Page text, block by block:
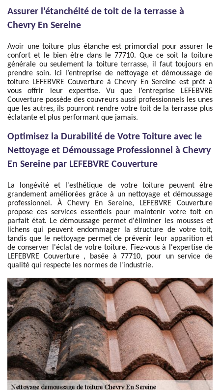
Assurer l’étanchéité de toit de la terrasse à
Chevry En Sereine
Avoir une toiture plus étanche est primordial pour assurer le
confort et le bien être dans le 77710. Que ce soit la toiture
générale ou seulement la toiture terrasse, il faut toujours en
prendre soin. Ici l’entreprise de nettoyage et démoussage de
toiture LEFEBVRE Couverture à Chevry En Sereine est prêt à
vous offrir leur expertise. Vu que l’entreprise LEFEBVRE
Couverture possède des couvreurs aussi professionnels les unes
que les autres, ils pourront rendre votre toit de la terrasse plus
éclatante et plus performant que jamais.
Optimisez la Durabilité de Votre Toiture avec le
Nettoyage et Démoussage Professionnel à Chevry
En Sereine par LEFEBVRE Couverture
La longévité et l'esthétique de votre toiture peuvent être
grandement améliorées grâce à un nettoyage et démoussage
professionnel. À Chevry En Sereine, LEFEBVRE Couverture
propose ces services essentiels pour maintenir votre toit en
parfait état. Le démoussage permet d'éliminer les mousses et
lichens qui peuvent endommager la structure de votre toit,
tandis que le nettoyage permet de prévenir leur apparition et
de conserver l'éclat de votre toiture. Fiez-vous à l'expertise de
LEFEBVRE Couverture , basée à 77710, pour un service de
qualité qui respecte les normes de l'industrie.